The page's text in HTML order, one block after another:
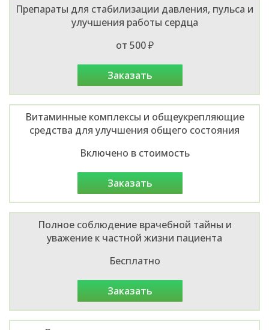
Препараты для стабилизации давления, пульса и
улучшения работы сердца
от 500 ₽
заказать
Витаминные комплексы и общеукрепляющие
средства для улучшения общего состояния
Включено в стоимость
заказать
Полное соблюдение врачебной тайны и
уважение к частной жизни пациента
Бесплатно
заказать